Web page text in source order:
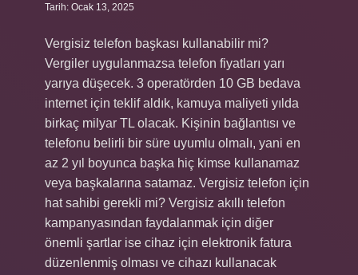
Tarih: Ocak 13, 2025
Vergisiz telefon başkası kullanabilir mi?
Vergiler uygulanmazsa telefon fiyatları yarı
yarıya düşecek. 3 operatörden 10 GB bedava
internet için teklif aldık, kamuya maliyeti yılda
birkaç milyar TL olacak. Kişinin bağlantısı ve
telefonu belirli bir süre uyumlu olmalı, yani en
az 2 yıl boyunca başka hiç kimse kullanamaz
veya başkalarına satamaz. Vergisiz telefon için
hat sahibi gerekli mi? Vergisiz akıllı telefon
kampanyasından faydalanmak için diğer
önemli şartlar ise cihaz için elektronik fatura
düzenlenmiş olması ve cihazı kullanacak